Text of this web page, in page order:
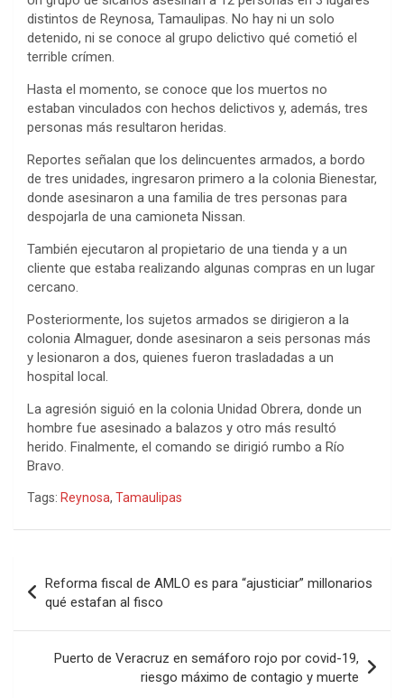
c
e
b
o
o
k
i
t
t
e
r
s
s
n
g
e
r
a
t
A
p
p
n
t
r
e
s
t
n
k
d
I
n
e
r
o
e
d
d
t
a
i
r
i
n
t
o
p
y
L
i
n
k
h
a
r
e
distintos de Reynosa, Tamaulipas. No hay ni un solo
detenido, ni se conoce al grupo delictivo qué cometió el
terrible crímen.
Hasta el momento, se conoce que los muertos no
estaban vinculados con hechos delictivos y, además, tres
personas más resultaron heridas.
Reportes señalan que los delincuentes armados, a bordo
de tres unidades, ingresaron primero a la colonia Bienestar,
donde asesinaron a una familia de tres personas para
despojarla de una camioneta Nissan.
También ejecutaron al propietario de una tienda y a un
cliente que estaba realizando algunas compras en un lugar
cercano.
Posteriormente, los sujetos armados se dirigieron a la
colonia Almaguer, donde asesinaron a seis personas más
y lesionaron a dos, quienes fueron trasladadas a un
hospital local.
La agresión siguió en la colonia Unidad Obrera, donde un
hombre fue asesinado a balazos y otro más resultó
herido. Finalmente, el comando se dirigió rumbo a Río
Bravo.
Tags: Reynosa, Tamaulipas
de
entradas
Reforma fiscal de AMLO es para “ajusticiar” millonarios
qué estafan al fisco
Puerto de Veracruz en semáforo rojo por covid-19,
riesgo máximo de contagio y muerte